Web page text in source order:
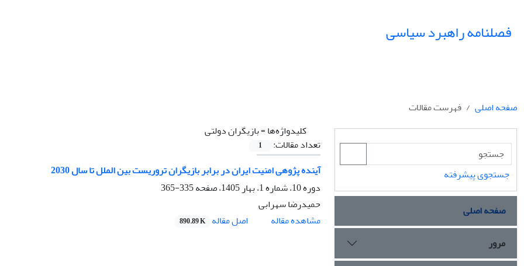
فصلنامه راهبرد سیاسی
صفحه اصلی
فهرست مقالات
کلیدواژه‌ها =بازیگران دولتی
تعداد مقالات:
1
آینده پژوهی امنیت ایران در برابر بازیگران تروریست بین الملل تا سال 2030
دوره 10، شماره 1، بهار 1405، صفحه
335-365
حمیدرضا سهرابی
مشاهده مقاله
اصل مقاله 890.89 K
جستجوی پیشرفته
صفحه اصلی
مرور